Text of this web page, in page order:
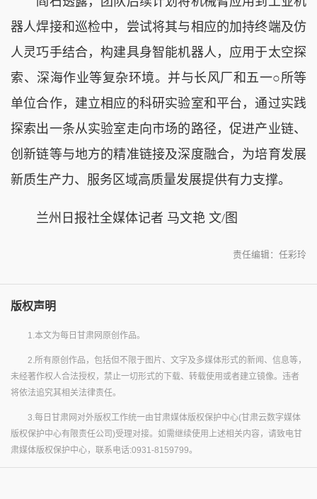
器人焊接和巡检中，尝试将其与相应的加持终端及仿
人灵巧手结合，构建具身智能机器人，应用于太空探
索、深海作业等复杂环境。并与长风厂和五一○所等
单位合作，建立相应的科研实验室和平台，通过实践
探索出一条从实验室走向市场的路径，促进产业链、
创新链等与地方的精准链接及深度融合，为培育发展
新质生产力、服务区域高质量发展提供有力支撑。
兰州日报社全媒体记者 马文艳 文/图
责任编辑：任彩玲
版权声明
1.本文为每日甘肃网原创作品。
2.所有原创作品，包括但不限于图片、文字及多媒体形式的新闻、信息等，
未经著作权人合法授权，禁止一切形式的下载、转载使用或者建立镜像。违者
将依法追究其相关法律责任。
3.每日甘肃网对外版权工作统一由甘肃媒体版权保护中心(甘肃云数字媒体
版权保护中心有限责任公司)受理对接。如需继续使用上述相关内容，请致电甘
肃媒体版权保护中心，联系电话:0931-8159799。